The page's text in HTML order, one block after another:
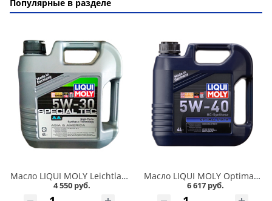
Популярные в разделе
Масло LIQUI MOLY Leichtlauf Special AA 5W30 4л HC-синтетика в Омске
4 550 руб.
Масло LIQUI MOLY Optimal 5W40 4л синтетика в Омске
6 617 руб.